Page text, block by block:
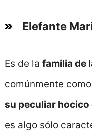
Elefante
Es de la familia de
comúnmente
su peculiar hocico
es algo sólo